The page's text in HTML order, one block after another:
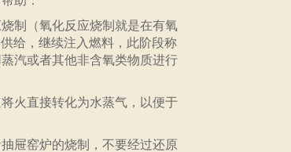
制（氧化反应烧制就是在有氧
给，继续注入燃料，此阶段称
汽或者其他非含氧类物质进行
火直接转化为水蒸气，以便于
屉窑炉的烧制，不要经过还原